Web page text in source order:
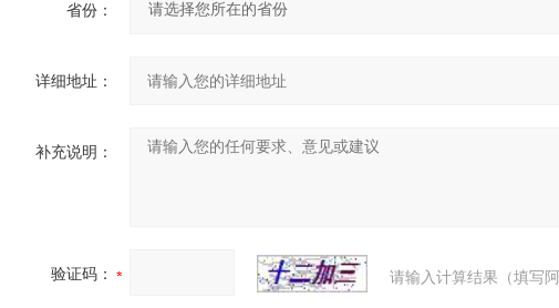
省份：
详细地址：
补充说明：
验证码： 请输入计算结果（填写